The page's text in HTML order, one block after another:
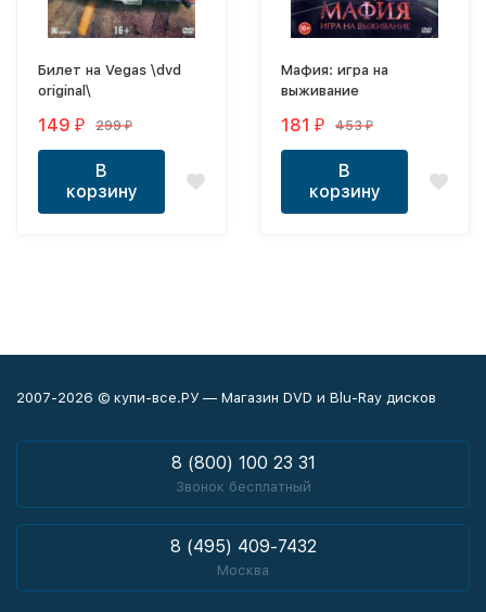
Билет на Vegas \dvd
original\
149 ₽ 299₽
В
корзину
Мафия: игра на
выживание
181 ₽ 453₽
В
корзину
2007-2026 © купи-все.РУ — Магазин DVD и Blu-Ray дисков
8 (800) 100 23 31
Звонок бесплатный
8 (495) 409-7432
Москва